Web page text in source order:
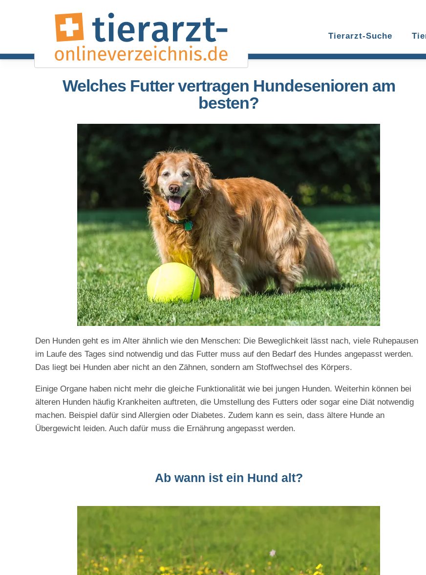
Tierarzt-Suche
Welches Futter vertragen Hundesenioren am
besten?
Den Hunden geht es im Alter ähnlich wie den Menschen: Die Beweglichkeit lässt nach, viele Ruhepausen
im Laufe des Tages sind notwendig und das Futter muss auf den Bedarf des Hundes angepasst werden.
Das liegt bei Hunden aber nicht an den Zähnen, sondern am Stoffwechsel des Körpers.
Einige Organe haben nicht mehr die gleiche Funktionalität wie bei jungen Hunden. Weiterhin können bei
älteren Hunden häufig Krankheiten auftreten, die Umstellung des Futters oder sogar eine Diät notwendig
machen. Beispiel dafür sind Allergien oder Diabetes. Zudem kann es sein, dass ältere Hunde an
Übergewicht leiden. Auch dafür muss die Ernährung angepasst werden.
Ab wann ist ein Hund alt?